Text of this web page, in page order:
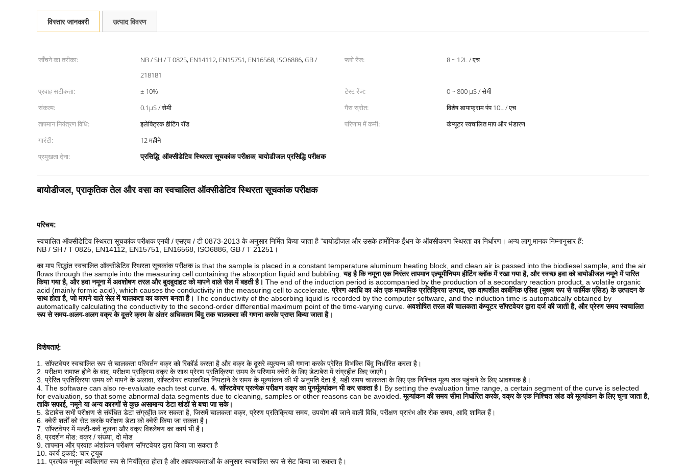
विस्तार जानकारी उत्पाद विवरण
जाँचने का तरीका:
NB / SH / T 0825, EN14112, EN15751, EN16568, ISO6886, GB /
218181
फ्लो रेंज: 8 ~ 12L / एच
प्रवाह सटीकता: ± 10% टेस्ट रेंज:
0 ~ 800 μS / सेमी
संकल्प:
0.1μS / सेमी गैस स्रोत:
विशेष डायाफ्राम पंप 10L / एच
तापमान नियंत्रण विधि:
इलेक्ट्रिक हीटिंग रॉड परिणाम में कमी:
कंप्यूटर स्वचालित माप और भंडारण
गारंटी:
12 महीने
प्रमुखता देना:
प्रसिद्धि, ऑक्सीडेटिव स्थिरता सूचकांक परीक्षक,बायोडीजल प्रसिद्धि परीक्षक
बायोडीजल, प्राकृतिक तेल और वसा का स्वचालित ऑक्सीडेटिव स्थिरता सूचकांक परीक्षक
परिचय:
स्वचालित ऑक्सीडेटिव स्थिरता सूचकांक परीक्षकएनबी / एसएच / टी 0873-2013 के अनुसार निर्मित किया जाता है "बायोडीजल और उसके हार्मोनिक ईंधन के ऑक्सीकरण स्थिरता का निर्धारण। अन्य लागू मानक निम्नानुसार हैं:
NB / SH / T 0825, EN14112, EN15751, EN16568, ISO6886, GB / T 21251।
का माप सिद्धांत स्वचालित ऑक्सीडेटिव स्थिरता सूचकांक परीक्षक is that the sample is placed in a constant temperature aluminum heating block, and clean air is passed into the biodiesel sample, and the air
flows through the sample into the measuring cell containing the absorption liquid and bubbling. यह है कि नमूना एक निरंतर तापमान एल्यूमीनियम हीटिंग ब्लॉक में रखा गया है, और स्वच्छ हवा को बायोडीजल नमूने में पारित
किया गया है, और हवा नमूना में अवशोषण तरल और बुदबुदाहट को मापने वाले सेल में बहती है। The end of the induction period is accompanied by the production of a secondary reaction product, a volatile organic
acid (mainly formic acid), which causes the conductivity in the measuring cell to accelerate. प्रेरण अवधि का अंत एक माध्यमिक प्रतिक्रिया उत्पाद, एक वाष्पशील कार्बनिक एसिड (मुख्य रूप से फार्मिक एसिड) के उत्पादन के
साथ होता है, जो मापने वाले सेल में चालकता का कारण बनता है। The conductivity of the absorbing liquid is recorded by the computer software, and the induction time is automatically obtained by
automatically calculating the conductivity to the second-order differential maximum point of the time-varying curve. अवशोषित तरल की चालकता कंप्यूटर सॉफ्टवेयर द्वारा दर्ज की जाती है, और प्रेरण समय स्वचालित
रूप से समय-अलग-अलग वक्र के दूसरे क्रम के अंतर अधिकतम बिंदु तक चालकता की गणना करके प्राप्त किया जाता है।
विशेषताएं:
1. सॉफ्टवेयर स्वचालित रूप से चालकता परिवर्तन वक्र को रिकॉर्ड करता है और वक्र के दूसरे व्युत्पन्न की गणना करके प्रेरित विभक्ति बिंदु निर्धारित करता है।
2. परीक्षण समाप्त होने के बाद, परीक्षण प्रक्रिया वक्र के साथ प्रेरण प्रतिक्रिया समय के परिणाम क्वेरी के लिए डेटाबेस में संग्रहीत किए जाएंगे।
3. प्रेरित प्रतिक्रिया समय को मापने के अलावा, सॉफ्टवेयर तथाकथित निपटाने के समय के मूल्यांकन की भी अनुमति देता है, यही समय चालकता के लिए एक निश्चित मूल्य तक पहुंचने के लिए आवश्यक है।
4. The software can also re-evaluate each test curve. 4. सॉफ्टवेयर प्रत्येक परीक्षण वक्र का पुनर्मूल्यांकन भी कर सकता है। By setting the evaluation time range, a certain segment of the curve is selected
for evaluation, so that some abnormal data segments due to cleaning, samples or other reasons can be avoided. मूल्यांकन की समय सीमा निर्धारित करके, वक्र के एक निश्चित खंड को मूल्यांकन के लिए चुना जाता है,
ताकि सफाई, नमूने या अन्य कारणों से कुछ असामान्य डेटा खंडों से बचा जा सके।
5. डेटाबेस सभी परीक्षण से संबंधित डेटा संग्रहीत कर सकता है, जिसमें चालकता वक्र, प्रेरण प्रतिक्रिया समय, उपयोग की जाने वाली विधि, परीक्षण प्रारंभ और रोक समय, आदि शामिल हैं।
6. क्वेरी शर्तों को सेट करके परीक्षण डेटा को क्वेरी किया जा सकता है।
7. सॉफ्टवेयर में मल्टी-कर्व तुलना और वक्र विश्लेषण का कार्य भी है।
8. प्रदर्शन मोड: वक्र / संख्या, दो मोड
9. तापमान और प्रवाह अंशांकन परीक्षण सॉफ्टवेयर द्वारा किया जा सकता है
10. कार्य इकाई: चार ट्यूब
11. प्रत्येक नमूना व्यक्तिगत रूप से नियंत्रित होता है और आवश्यकताओं के अनुसार स्वचालित रूप से सेट किया जा सकता है।